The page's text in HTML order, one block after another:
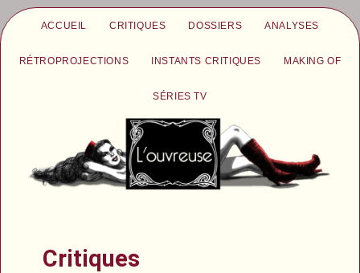
ACCUEIL CRITIQUES DOSSIERS ANALYSES
RÉTROPROJECTIONS INSTANTS CRITIQUES MAKING OF
SÉRIES TV
Critiques